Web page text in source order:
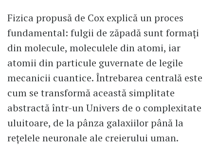
Fizica propusă de Cox explică un proces
fundamental: fulgii de zăpadă sunt formați
din molecule, moleculele din atomi, iar
atomii din particule guvernate de legile
mecanicii cuantice. Întrebarea centrală este
cum se transformă această simplitate
abstractă într-un Univers de o complexitate
uluitoare, de la pânza galaxiilor până la
rețelele neuronale ale creierului uman.